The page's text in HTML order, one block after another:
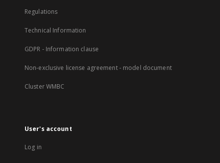
Regulations
Technical Information
GDPR - Information clause
Non-exclusive license agreement - model document
Cluster WMBC
User's account
Log in